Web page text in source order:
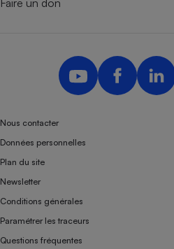
Nous contacter
Données personnelles
Plan du site
Newsletter
Conditions générales
Paramétrer les traceurs
Questions fréquentes